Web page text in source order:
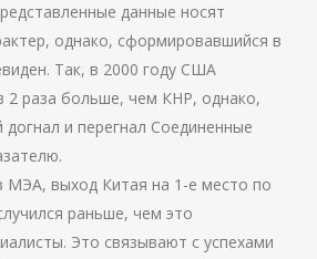
данные носят
однако, сформировавшийся в
Так, в 2000 году США
2 раза больше, чем КНР, однако,
догнал и перегнал Соединенные
МЭА, выход Китая на 1-е место по
раньше, чем это
Это связывают с успехами